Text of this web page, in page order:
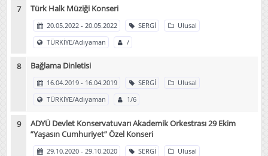
Türk Halk Müziği Konseri
20.05.2022 - 20.05.2022 SERGİ
Ulusal
TÜRKİYE/Adıyaman
/
Bağlama Dinletisi
16.04.2019 - 16.04.2019 SERGİ
Ulusal
TÜRKİYE/Adıyaman
1/6
ADYÜ Devlet Konservatuvarı Akademik Orkestrası 29 Ekim
”Yaşasın Cumhuriyet” Özel Konseri
29.10.2020 - 29.10.2020 SERGİ
Ulusal